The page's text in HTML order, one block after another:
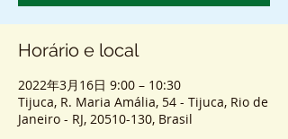
Horário e local
2022年3月16日 9:00 – 10:30
Tijuca, R. Maria Amália, 54 - Tijuca, Rio de
Janeiro - RJ, 20510-130, Brasil